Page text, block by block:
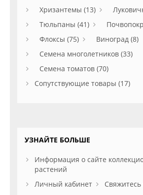
Хризантемы (13)
Тюльпаны (41)
Флоксы (75)
Виноград (8)
Семена многолетников (33)
Семена томатов (70)
Сопутствующие товары (17)
УЗНАЙТЕ БОЛЬШЕ
Информация о сайте
растений
Личный кабинет